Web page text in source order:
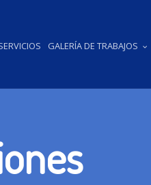
GALERÍA DE TRABAJOS